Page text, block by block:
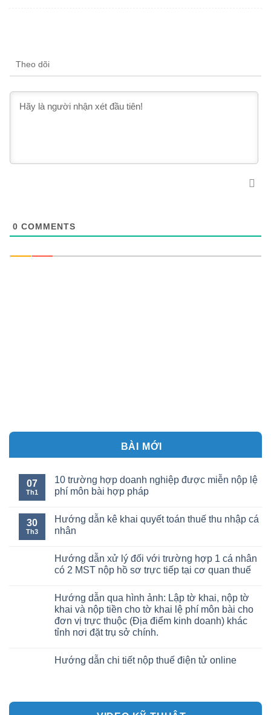
Theo dõi
0 COMMENTS
BÀI MỚI
07
Th1
10 trường hợp doanh nghiệp được miễn nộp lệ
phí môn bài hợp pháp
30
Th3
Hướng dẫn kê khai quyết toán thuế thu nhập cá
nhân
Hướng dẫn xử lý đối với trường hợp 1 cá nhân
có 2 MST nộp hồ sơ trực tiếp tại cơ quan thuế
Hướng dẫn qua hình ảnh: Lập tờ khai, nộp tờ
khai và nộp tiền cho tờ khai lệ phí môn bài cho
đơn vị trực thuộc (Địa điểm kinh doanh) khác
tỉnh nơi đặt trụ sở chính.
Hướng dẫn chi tiết nộp thuế điện tử online